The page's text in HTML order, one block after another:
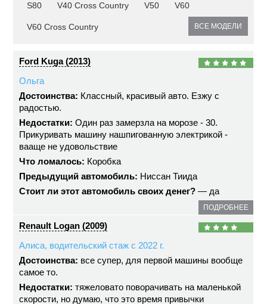
S80 V40 Cross Country V50 V60
V60 Cross Country ВСЕ МОДЕЛИ
Ford Kuga (2013)
Ольга
Достоинства: Классный, красивый авто. Езжу с
радостью.
Недостатки: Один раз замерзла на морозе - 30.
Прикуривать машину нашпигованную электрикой -
вааще не удовольствие
Что ломалось: Коробка
Предыдущий автомобиль: Ниссан Тиида
Стоит ли этот автомобиль своих денег? — да
ПОДРОБНЕЕ
Renault Logan (2009)
Алиса, водительский стаж с 2022 г.
Достоинства: все супер, для первой машины вообще
самое то.
Недостатки: тяжеловато поворачивать на маленькой
скорости, но думаю, что это время привычки